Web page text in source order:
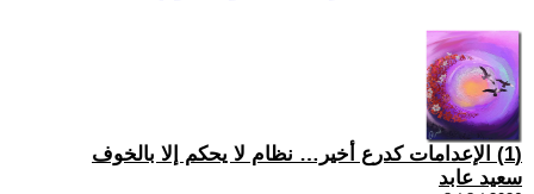
(1) الإعدامات كدرع أخير… نظام لا يحكم إلا بالخوف
سعيد عابد